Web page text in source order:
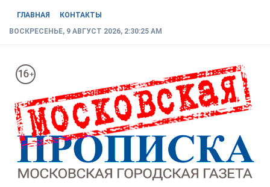
ГЛАВНАЯ
КОНТАКТЫ
ВОСКРЕСЕНЬЕ, 9 АВГУСТ 2026, 2:30:26 AM